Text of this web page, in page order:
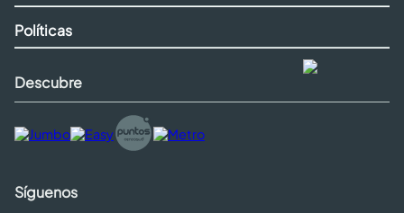
Políticas
Descubre
Síguenos